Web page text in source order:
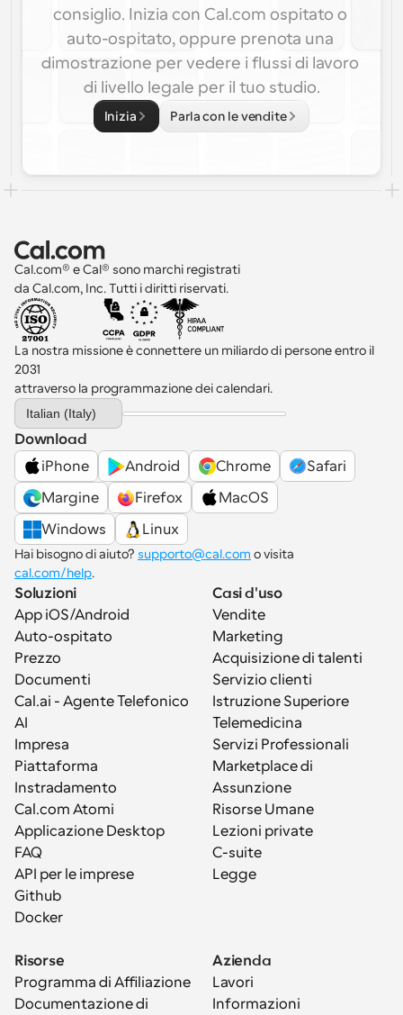
consiglio. Inizia con Cal.com ospitato o
auto-ospitato, oppure prenota una
dimostrazione per vedere i flussi di lavoro
di livello legale per il tuo studio.
Inizia Parla con le vendite
Cal.com® e Cal® sono marchi registrati
da Cal.com, Inc. Tutti i diritti riservati.
La nostra missione è connettere un miliardo di persone entro il
2031
attraverso la programmazione dei calendari.
Select Language
Italian (Italy)
Download
iPhone
Android Chrome
Safari
Margine
Firefox
MacOS
Windows
Linux
Hai bisogno di aiuto? supporto@cal.com
cal.com/help.
Soluzioni
App iOS/Android
Auto-ospitato
Prezzo
Documenti
Cal.ai - Agente Telefonico
AI
Impresa
Piattaforma
Instradamento
Cal.com Atomi
Applicazione Desktop
FAQ
API per le imprese
Github
Docker
Casi d'uso
Vendite
Marketing
Acquisizione di talenti
Servizio clienti
Istruzione Superiore
Telemedicina
Servizi Professionali
Marketplace di
Assunzione
Risorse Umane
Lezioni private
C-suite
Legge
Risorse
Programma di Affiliazione
Documentazione di
Azienda
Lavori
Informazioni